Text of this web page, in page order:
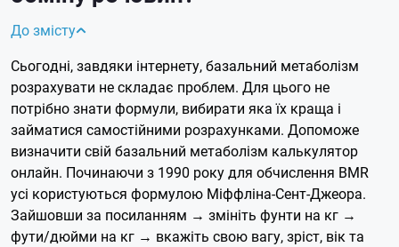
До змісту
Сьогодні, завдяки інтернету, базальний метаболізм
розрахувати не складає проблем. Для цього не
потрібно знати формули, вибирати яка їх краща і
займатися самостійними розрахунками. Допоможе
визначити свій базальний метаболізм калькулятор
онлайн. Починаючи з 1990 року для обчислення BMR
усі користуються формулою Міффліна-Сент-Джеора.
Зайшовши за посиланням → змініть фунти на кг →
фути/дюйми на кг → вкажіть свою вагу, зріст, вік та